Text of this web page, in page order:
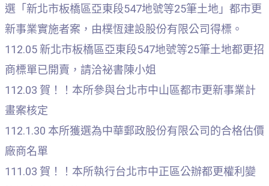
選「新北市板橋區亞東段547地號等25筆土地」都市更
新事業實施者案，由樸恆建設股份有限公司得標。
112.05 新北市板橋區亞東段547地號等25筆土地都更招
商標單已開賣，請洽祕書陳小姐
112.03 賀！！本所參與台北市中山區都市更新事業計
畫案核定
112.1.30 本所獲選為中華郵政股份有限公司的合格估價
廠商名單
111.03 賀！！本所執行台北市中正區公辦都更權利變